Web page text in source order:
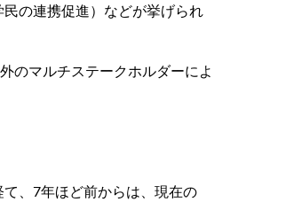
の連携促進）などが挙げられ
のマルチステークホルダーによ
、7年ほど前からは、現在の